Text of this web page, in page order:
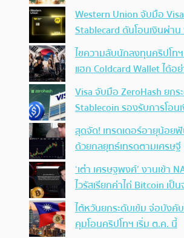
Western Union จับมือ
Stablecard ดันโอนเงินผ่า
ไขความลับนักลงทุนคริปโท
แฮก Coldcard Wallet ได้อย่
Visa จับมือ ZeroHash ยกร
Stablecoin รองรับการโอน
สุดจัด! เทรดเดอร์อายุน้อย
ด้วยกลยุทธ์เทรดตามเศรษฐี
‘เต๋า เศรษฐพงศ์’ งานเข้า
ไวรัสเรียกค่าไถ่ Bitcoin เป็
ไต้หวันยกระดับเข้ม จ่อบังคั
คุมโอนคริปโทฯ เริ่ม ต.ค. นี้